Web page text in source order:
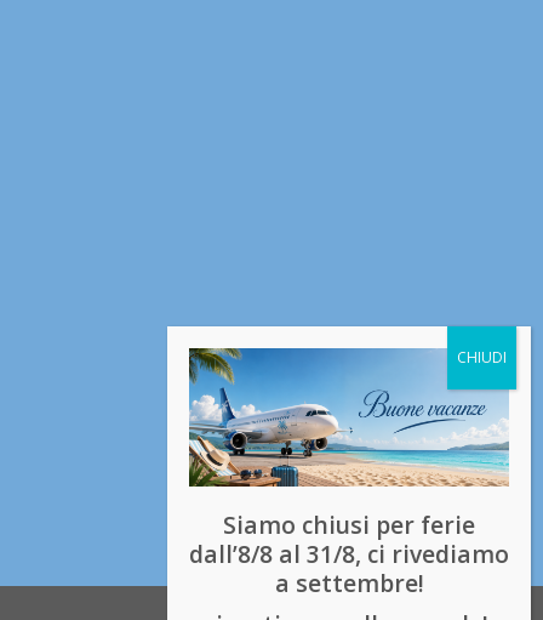
Siamo chiusi per ferie
dall’8/8 al 31/8, ci rivediamo
a settembre!